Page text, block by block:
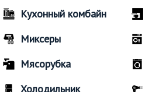
Кухонный комбайн
Миксеры
Мясорубка
Холодильник